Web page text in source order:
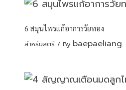
6 สมุนไพรแก้อาการวัยทอง
สำหรับสตรี / By baepaeliang